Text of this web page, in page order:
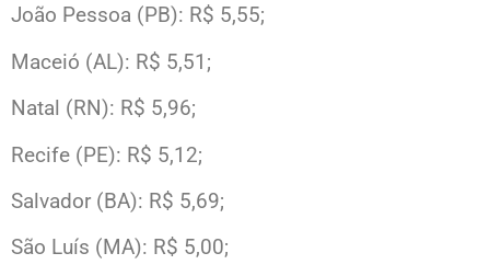
João Pessoa (PB): R$ 5,55;
Maceió (AL): R$ 5,51;
Natal (RN): R$ 5,96;
Recife (PE): R$ 5,12;
Salvador (BA): R$ 5,69;
São Luís (MA): R$ 5,00;